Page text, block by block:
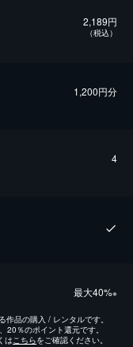
2,189円
（税込）
1,200円分
4
最⼤40%※
品の購入 / レンタルです。
％のポイント還元です。
はこちらをご確認ください。